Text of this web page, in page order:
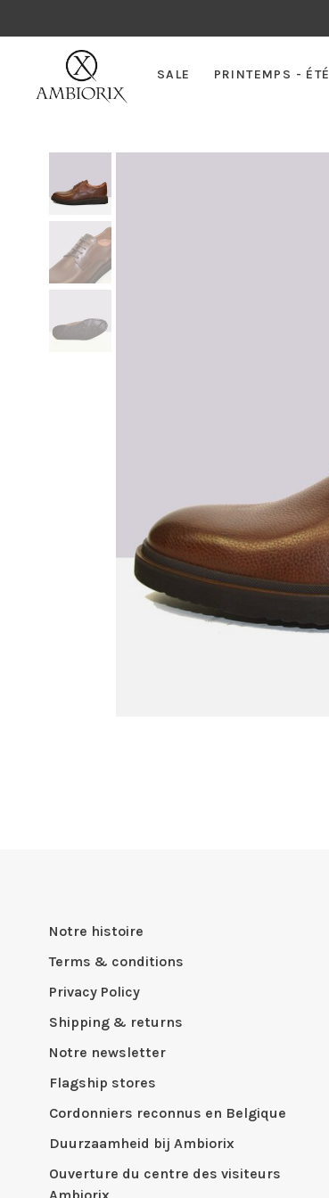
SALE PRINTEMPS - ÉTÉ
Notre histoire
Terms & conditions
Privacy Policy
Shipping & returns
Notre newsletter
Flagship stores
Cordonniers reconnus en Belgique
Duurzaamheid bij Ambiorix
Ouverture du centre des visiteurs